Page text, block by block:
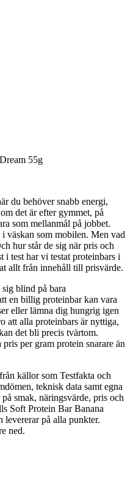
55g
du behöver snabb energi,
det är efter gymmet, på
som mellanmål på jobbet.
väskan som mobilen. Men vad
hur står de sig när pris och
i test har vi testat proteinbars i
allt från innehåll till prisvärde.
blind på bara
en billig proteinbar kan vara
eller lämna dig hungrig igen
att alla proteinbars är nyttiga,
det bli precis tvärtom.
per gram protein snarare än
källor som Testfakta och
teknisk data samt egna
smak, näringsvärde, pris och
Soft Protein Bar Banana
levererar på alla punkter.
ned.